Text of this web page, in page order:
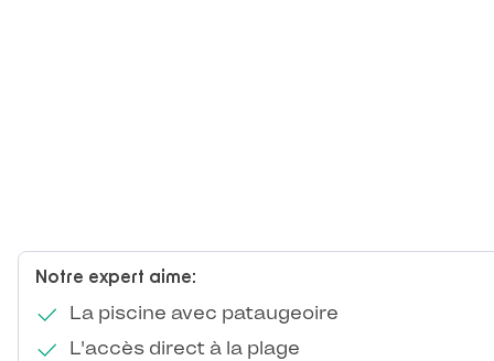
Notre expert aime:
La piscine avec pataugeoire
L'accès direct à la plage